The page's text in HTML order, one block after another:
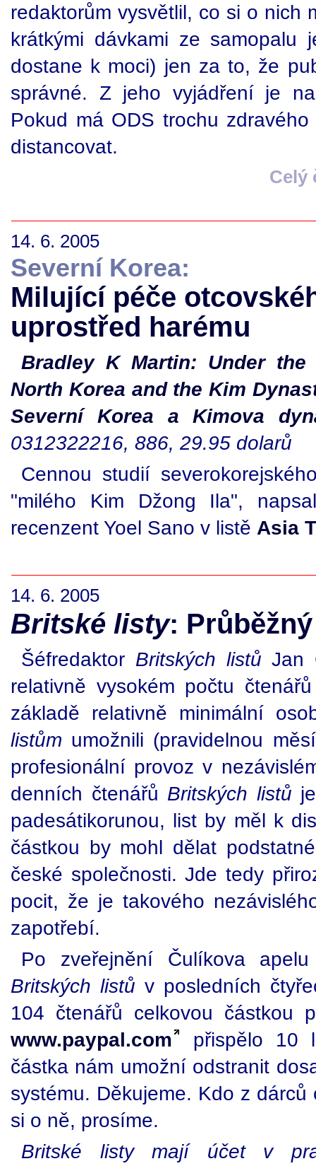
redaktorům vysvětlil, co si o nich
krátkými dávkami ze
dostane k moci) jen za to, že
správné. Z jeho vyjádření je
Pokud má ODS trochu
distancovat.
Celý
14. 6. 2005
Severní Korea:
Milující péče
uprostřed harému
Bradley K Martin: Under
North Korea and the Kim
Severní Korea a Kimova
0312322216, 886, 29.95 dolarů
Cennou studií
"milého Kim Džong Ila",
recenzent Yoel Sano v listě Asia
14. 6. 2005
Britské listy:
Šéfredaktor Britských listů Jan
relativně vysokém počtu
základě relativně minimální
listům umožnili (pravidelnou
profesionální provoz v
denních čtenářů Britských listů
padesátikorunou, list by měl k
částkou by mohl dělat
české společnosti. Jde tedy
pocit, že je takového
zapotřebí.
Po zveřejnění Čulíkova
Britských listů v posledních
104 čtenářů celkovou částkou
www.paypal.com
přispělo 10
částka nám umožní odstranit
systému. Děkujeme. Kdo z
si o ně, prosíme.
Britské listy mají účet v